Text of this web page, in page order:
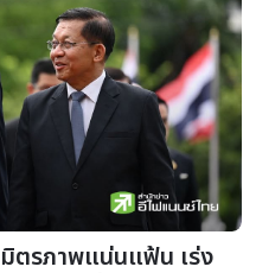
ตรภาพแน่นแฟ้น เร่ง